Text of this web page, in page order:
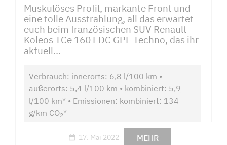
Muskulöses Profil, markante Front und
eine tolle Ausstrahlung, all das erwartet
euch beim französischen SUV Renault
Koleos TCe 160 EDC GPF Techno, das ihr
aktuell...
Verbrauch: innerorts: 6,8 l/100 km •
außerorts: 5,4 l/100 km • kombiniert: 5,9
l/100 km* • Emissionen: kombiniert: 134
g/km CO2*
17. Mai 2022 MEHR